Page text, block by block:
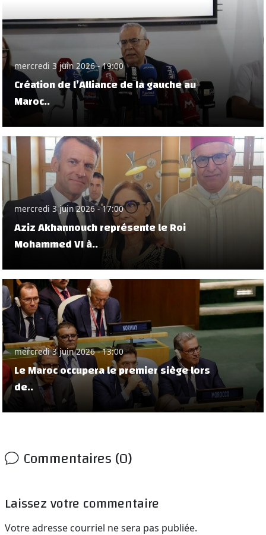
mercredi 3 juin 2026 - 19:00
Création de l’Alliance de la gauche au
Maroc..
mercredi 3 juin 2026 - 17:00
Aziz Akhannouch représente le Roi
Mohammed VI à..
mercredi 3 juin 2026 - 13:00
Le Maroc occupera le premier siège lors
de..
Commentaires (0)
Laissez votre commentaire
Votre adresse courriel ne sera pas publiée.